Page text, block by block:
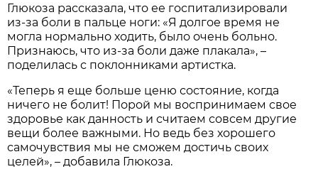
Глюкоза рассказала, что ее госпитализировали
из-за боли в пальце ноги: «Я долгое время не
могла нормально ходить, было очень больно.
Признаюсь, что из-за боли даже плакала», –
поделилась с поклонниками артистка.
«Теперь я еще больше ценю состояние, когда
ничего не болит! Порой мы воспринимаем свое
здоровье как данность и считаем совсем другие
вещи более важными. Но ведь без хорошего
самочувствия мы не сможем достичь своих
целей», – добавила Глюкоза.